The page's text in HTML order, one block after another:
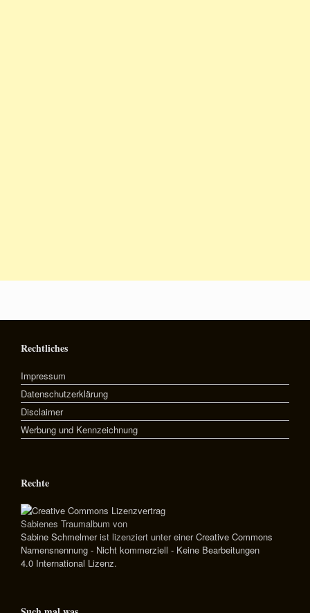
Rechtliches
Impressum
Datenschutzerklärung
Disclaimer
Werbung und Kennzeichnung
Rechte
Sabienes Traumalbum von
Sabine Schmelmerist lizenziert unter einerCreative Commons
Namensnennung - Nicht kommerziell - Keine Bearbeitungen
4.0 International Lizenz.